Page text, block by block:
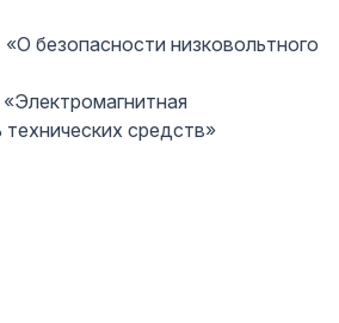
безопасности низковольтного
средств»